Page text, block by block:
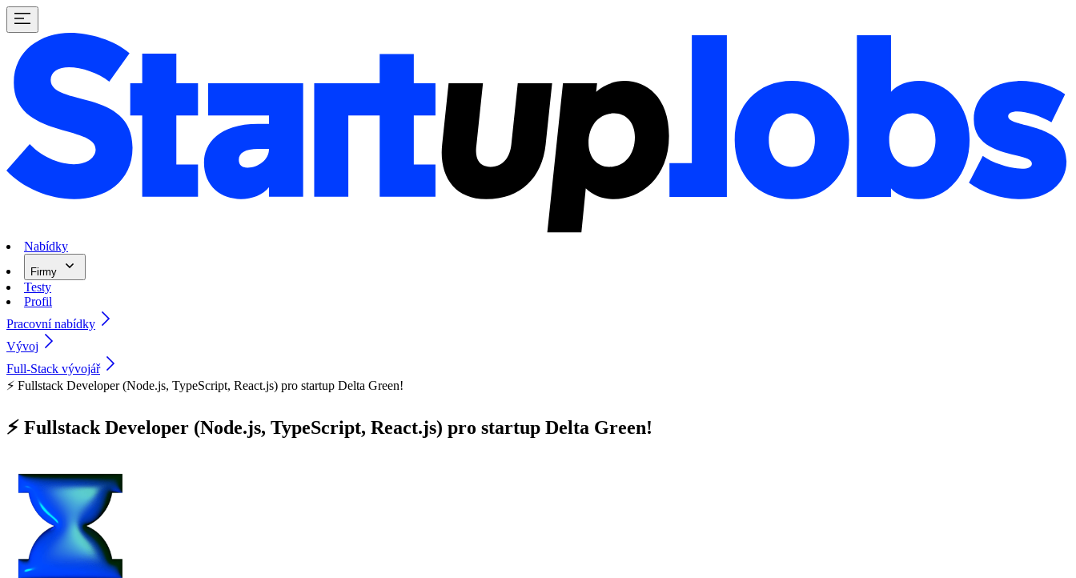
Nabídky
Firmy
Testy
Profil
Pracovní nabídky
Vývoj
Full-Stack vývojář
⚡ Fullstack Developer (Node.js, TypeScript, React.js) pro startup Delta Green!
⚡ Fullstack Developer (Node.js, TypeScript, React.js) pro startup Delta Green!